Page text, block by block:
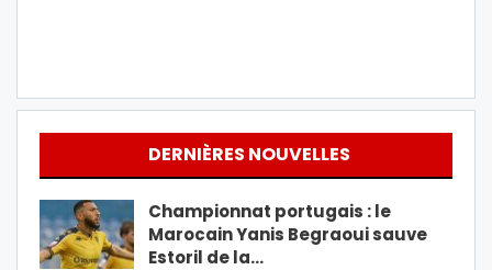
DERNIÈRES NOUVELLES
Championnat portugais : le
Marocain Yanis Begraoui sauve
Estoril de la…